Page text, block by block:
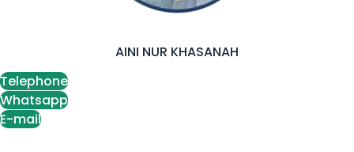
AINI NUR KHASANAH
Telephone
Whatsapp
E-mail